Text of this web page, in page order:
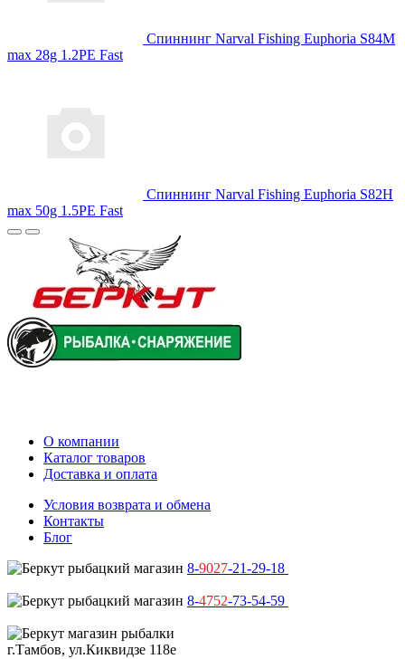
Спиннинг Narval Fishing Euphoria S84M
max 28g 1.2PE Fast
Спиннинг Narval Fishing Euphoria S82H
max 50g 1.5PE Fast
О компании
Каталог товаров
Доставка и оплата
Условия возврата и обмена
Контакты
Блог
8-9027-21-29-18
8-4752-73-54-59
г.Тамбов, ул.Киквидзе 118е